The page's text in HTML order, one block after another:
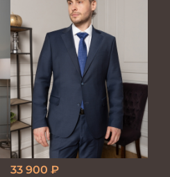
33 900 ₽